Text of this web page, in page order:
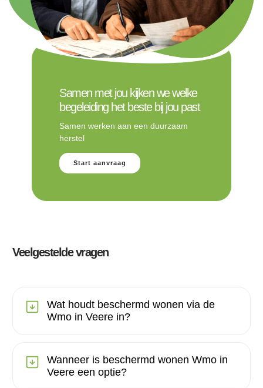
Samen met jou kijken we welke
begeleiding het beste bij jou past
Samen werken aan een duurzaam
herstel
Start aanvraag
Veelgestelde vragen
Wat houdt beschermd wonen via de
Wmo in Veere in?
Wanneer is beschermd wonen Wmo in
Veere een optie?